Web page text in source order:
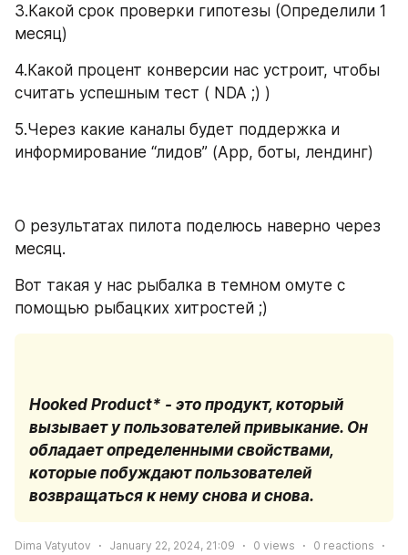
3.Какой срок проверки гипотезы (Определили 1
месяц)
4.Какой процент конверсии нас устроит, чтобы
считать успешным тест ( NDA ;) )
5.Через какие каналы будет поддержка и
информирование “лидов” (App, боты, лендинг)
О результатах пилота поделюсь наверно через
месяц.
Вот такая у нас рыбалка в темном омуте с
помощью рыбацких хитростей ;)
Hooked Product* - это продукт, который
вызывает у пользователей привыкание. Он
обладает определенными свойствами,
которые побуждают пользователей
возвращаться к нему снова и снова.
Dima Vatyutov January 22, 2024, 21:09 0 views 0 reactions